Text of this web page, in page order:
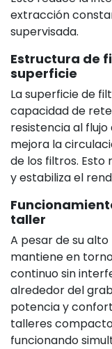
extracción
supervisada.
Estructura de
superficie
La superficie de
capacidad de
resistencia al
mejora la
de los filtros.
y estabiliza el
taller
A pesar de su alto
mantiene en
continuo sin
alrededor del
potencia y
talleres
funcionando